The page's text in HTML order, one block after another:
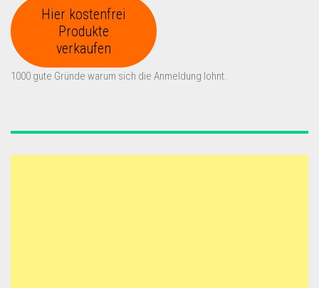
Hier kostenfrei
Produkte
verkaufen
1000 gute Gründe warum sich die Anmeldung lohnt.